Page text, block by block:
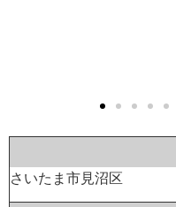
さいたま市見沼区